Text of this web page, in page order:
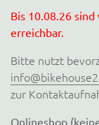
Bis 10.08.26
erreichbar.
Bitte nutzt
zur
Onlineshop